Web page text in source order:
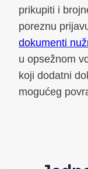
prikupiti i
poreznu
dokumenti
u opsežnom
koji dodatni
mogućeg